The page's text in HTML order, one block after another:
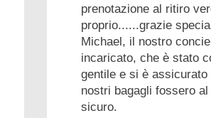
prenotazione al ritiro
proprio......grazie
Michael, il nostro
incaricato, che è stato
gentile e si è assicurato
nostri bagagli fossero al
sicuro.